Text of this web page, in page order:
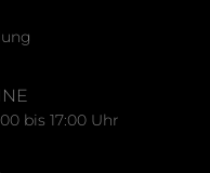
bis 17:00 Uhr